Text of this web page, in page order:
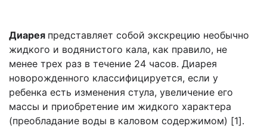
Диарея представляет собой экскрецию необычно
жидкого и водянистого кала, как правило, не
менее трех раз в течение 24 часов. Диарея
новорожденного классифицируется, если у
ребенка есть изменения стула, увеличение его
массы и приобретение им жидкого характера
(преобладание воды в каловом содержимом) [1].